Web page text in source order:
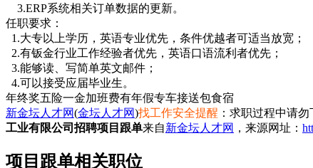
3.ERP系统相关订单数据的更新。
任职要求：
1.大专以上学历，英语专业优先，条件优越者可适当放宽；
2.有钣金行业工作经验者优先，英语口语流利者优先；
3.能够读、写简单英文邮件；
4.可以接受应届毕业生。
年终奖五险一金加班费有年假专车接送包食宿
新金坛人才网(金坛人才网)找工作安全提醒 ：求职过程中请
工业有限公司招聘项目跟单来自新金坛人才网 ，来源网址：
项目跟单相关职位